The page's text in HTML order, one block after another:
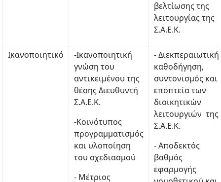
βελτίωσης της
λειτουργίας της
Σ.Α.Ε.Κ.
Ικανοποιητικό
-Ικανοποιητική
γνώση του
αντικειμένου της
θέσης Διευθυντή
Σ.Α.Ε.Κ.
-Κοινότυπος
προγραμματισμός
και υλοποίηση
του σχεδιασμού
- Μέτριος
- Διεκπεραιωτική
καθοδήγηση,
συντονισμός και
εποπτεία των
διοικητικών
λειτουργιών της
Σ.Α.Ε.Κ.
- Αποδεκτός
βαθμός
εφαρμογής